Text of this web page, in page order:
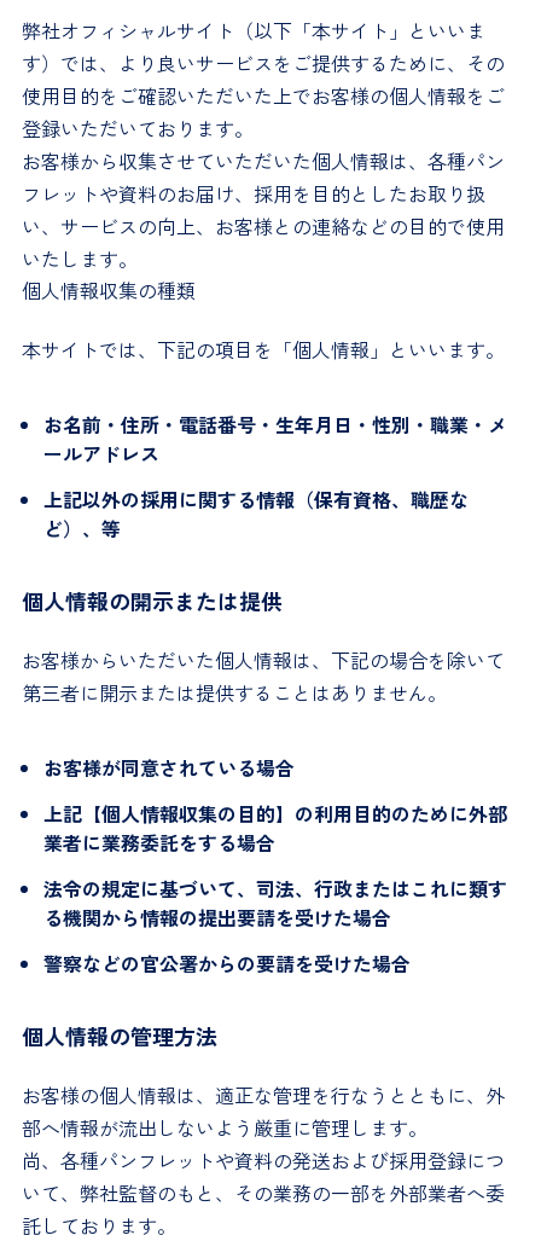
弊社オフィシャルサイト（以下「本サイト」といいま
す）では、より良いサービスをご提供するために、その
使用目的をご確認いただいた上でお客様の個人情報をご
登録いただいております。
お客様から収集させていただいた個人情報は、各種パン
フレットや資料のお届け、採用を目的としたお取り扱
い、サービスの向上、お客様との連絡などの目的で使用
いたします。
個人情報収集の種類
本サイトでは、下記の項目を「個人情報」といいます。
お名前・住所・電話番号・生年月日・性別・職業・メ
ールアドレス
上記以外の採用に関する情報（保有資格、職歴な
ど）、等
個人情報の開示または提供
お客様からいただいた個人情報は、下記の場合を除いて
第三者に開示または提供することはありません。
お客様が同意されている場合
上記【個人情報収集の目的】の利用目的のために外部
業者に業務委託をする場合
法令の規定に基づいて、司法、行政またはこれに類す
る機関から情報の提出要請を受けた場合
警察などの官公署からの要請を受けた場合
個人情報の管理方法
お客様の個人情報は、適正な管理を行なうとともに、外
部へ情報が流出しないよう厳重に管理します。
尚、各種パンフレットや資料の発送および採用登録につ
いて、弊社監督のもと、その業務の一部を外部業者へ委
託しております。